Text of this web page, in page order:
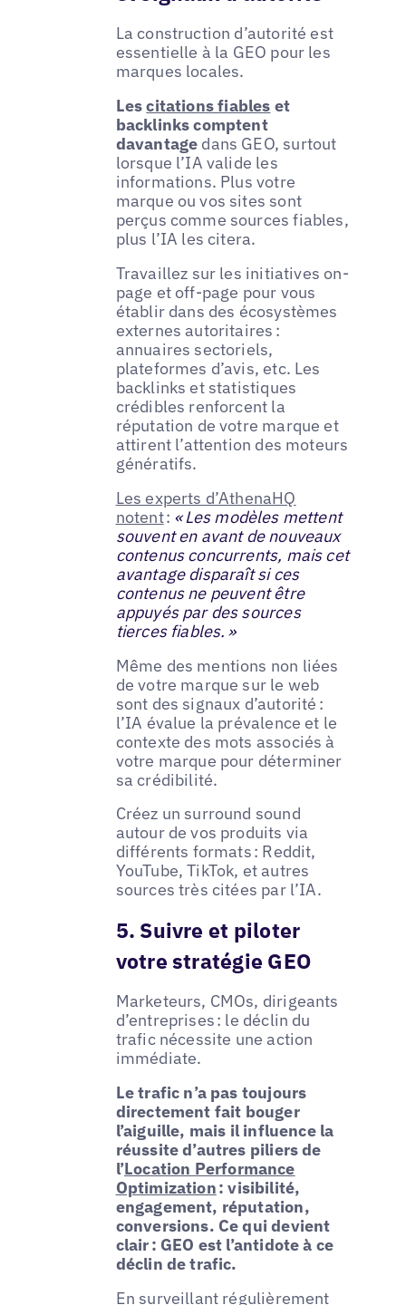
La construction d’autorité est
essentielle à la GEO pour les
marques locales.
Lescitations fiables et
backlinks comptent
davantage dans GEO, surtout
lorsque l’IA valide les
informations. Plus votre
marque ou vos sites sont
perçus comme sources fiables,
plus l’IA les citera.
Travaillez sur les initiatives on-
page et off-page pour vous
établir dans des écosystèmes
externes autoritaires :
annuaires sectoriels,
plateformes d’avis, etc. Les
backlinks et statistiques
crédibles renforcent la
réputation de votre marque et
attirent l’attention des moteurs
génératifs.
Les experts d’AthenaHQ
notent: « Les modèles mettent
souvent en avant de nouveaux
contenus concurrents, mais cet
avantage disparaît si ces
contenus ne peuvent être
appuyés par des sources
tierces fiables. »
Même des mentions non liées
de votre marque sur le web
sont des signaux d’autorité :
l’IA évalue la prévalence et le
contexte des mots associés à
votre marque pour déterminer
sa crédibilité.
Créez un surround sound
autour de vos produits via
différents formats : Reddit,
YouTube, TikTok, et autres
sources très citées par l’IA.
5. Suivre et piloter
votre stratégie GEO
Marketeurs, CMOs, dirigeants
d’entreprises : le déclin du
trafic nécessite une action
immédiate.
Le trafic n’a pas toujours
directement fait bouger
l’aiguille, mais il influence la
réussite d’autres piliers de
l’Location Performance
Optimization: visibilité,
engagement, réputation,
conversions. Ce qui devient
clair : GEO est l’antidote à ce
déclin de trafic.
En surveillant régulièrement